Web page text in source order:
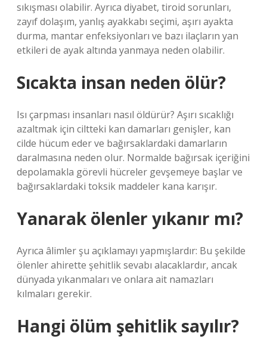
sıkışması olabilir. Ayrıca diyabet, tiroid sorunları,
zayıf dolaşım, yanlış ayakkabı seçimi, aşırı ayakta
durma, mantar enfeksiyonları ve bazı ilaçların yan
etkileri de ayak altında yanmaya neden olabilir.
Sıcakta insan neden ölür?
Isı çarpması insanları nasıl öldürür? Aşırı sıcaklığı
azaltmak için ciltteki kan damarları genişler, kan
cilde hücum eder ve bağırsaklardaki damarların
daralmasına neden olur. Normalde bağırsak içeriğini
depolamakla görevli hücreler gevşemeye başlar ve
bağırsaklardaki toksik maddeler kana karışır.
Yanarak ölenler yıkanır mı?
Ayrıca âlimler şu açıklamayı yapmışlardır: Bu şekilde
ölenler ahirette şehitlik sevabı alacaklardır, ancak
dünyada yıkanmaları ve onlara ait namazları
kılmaları gerekir.
Hangi ölüm şehitlik sayılır?